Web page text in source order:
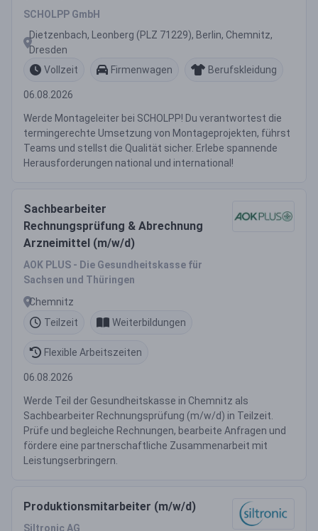
SCHOLPP GmbH
Dietzenbach, Leonberg (PLZ 71229), Berlin, Chemnitz,
Dresden
Vollzeit
Firmenwagen Berufskleidung
06.08.2026
Werde Montageleiter bei SCHOLPP! Du verantwortest die
termingerechte Umsetzung von Montageprojekten, führst
Teams und stellst die Qualität sicher. Erlebe spannende
Herausforderungen national und international!
Sachbearbeiter
Rechnungsprüfung & Abrechnung
Arzneimittel (m/w/d)
AOK PLUS - Die Gesundheitskasse für
Sachsen und Thüringen
Chemnitz
Teilzeit
Weiterbildungen
Flexible Arbeitszeiten
06.08.2026
Werde Teil der Gesundheitskasse in Chemnitz als
Sachbearbeiter Rechnungsprüfung (m/w/d) in Teilzeit.
Prüfe und begleiche Rechnungen, bearbeite Anfragen und
fördere eine partnerschaftliche Zusammenarbeit mit
Leistungserbringern.
Produktionsmitarbeiter (m/w/d)
Siltronic AG